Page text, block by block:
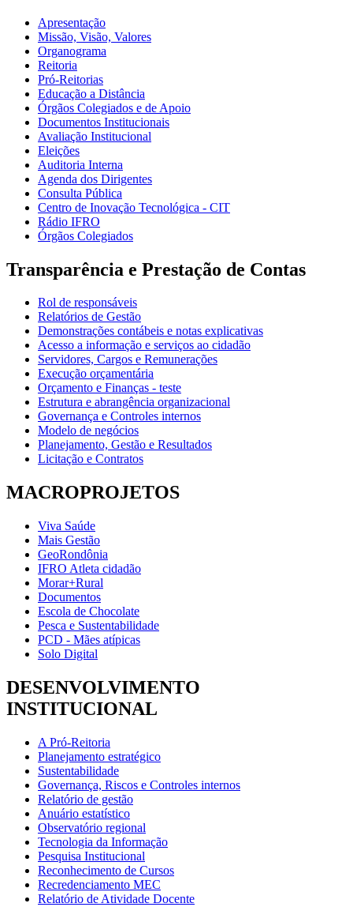
Apresentação
Missão, Visão, Valores
Organograma
Reitoria
Pró-Reitorias
Educação a Distância
Órgãos Colegiados e de Apoio
Documentos Institucionais
Avaliação Institucional
Eleições
Auditoria Interna
Agenda dos Dirigentes
Consulta Pública
Centro de Inovação Tecnológica - CIT
Rádio IFRO
Órgãos Colegiados
Transparência e Prestação de Contas
Rol de responsáveis
Relatórios de Gestão
Demonstrações contábeis e notas explicativas
Acesso a informação e serviços ao cidadão
Servidores, Cargos e Remunerações
Execução orçamentária
Orçamento e Finanças - teste
Estrutura e abrangência organizacional
Governança e Controles internos
Modelo de negócios
Planejamento, Gestão e Resultados
Licitação e Contratos
MACROPROJETOS
Viva Saúde
Mais Gestão
GeoRondônia
IFRO Atleta cidadão
Morar+Rural
Documentos
Escola de Chocolate
Pesca e Sustentabilidade
PCD - Mães atípicas
Solo Digital
DESENVOLVIMENTO
INSTITUCIONAL
A Pró-Reitoria
Planejamento estratégico
Sustentabilidade
Governança, Riscos e Controles internos
Relatório de gestão
Anuário estatístico
Observatório regional
Tecnologia da Informação
Pesquisa Institucional
Reconhecimento de Cursos
Recredenciamento MEC
Relatório de Atividade Docente